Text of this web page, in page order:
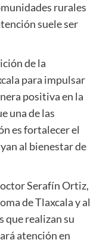
rurales
suele ser
de la
para impulsar
positiva en la
una de las
es fortalecer el
al bienestar de
Serafín Ortiz,
de Tlaxcala y al
que realizan su
atención en